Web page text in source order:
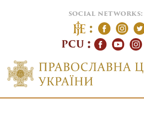
social networks:
PCU